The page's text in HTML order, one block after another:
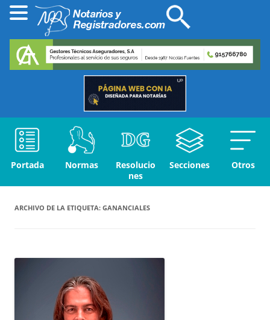
Portada Normas
Resolucio
nes
Secciones Otros
ARCHIVO DE LA ETIQUETA: GANANCIALES